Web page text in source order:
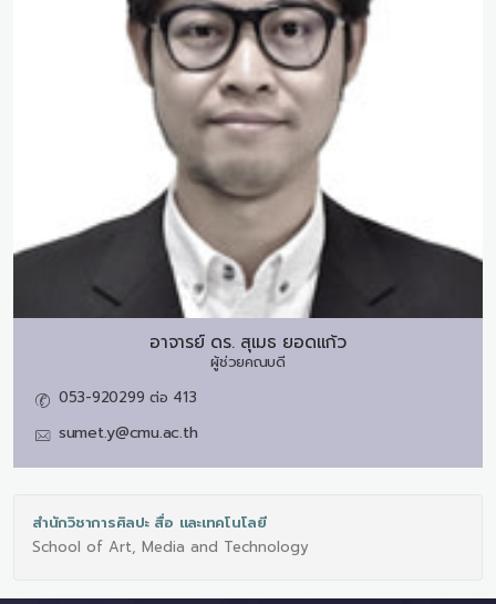
อาจารย์ ดร. สุเมธ ยอดแก้ว
ผู้ช่วยคณบดี
053-920299 ต่อ 413
sumet.y@cmu.ac.th
สำนักวิชาการศิลปะ สื่อ และเทคโนโลยี
School of Art, Media and Technology